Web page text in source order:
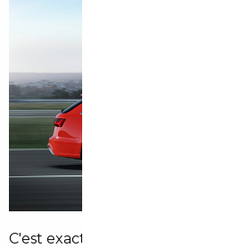
C'est exactement là qu'intervient l'